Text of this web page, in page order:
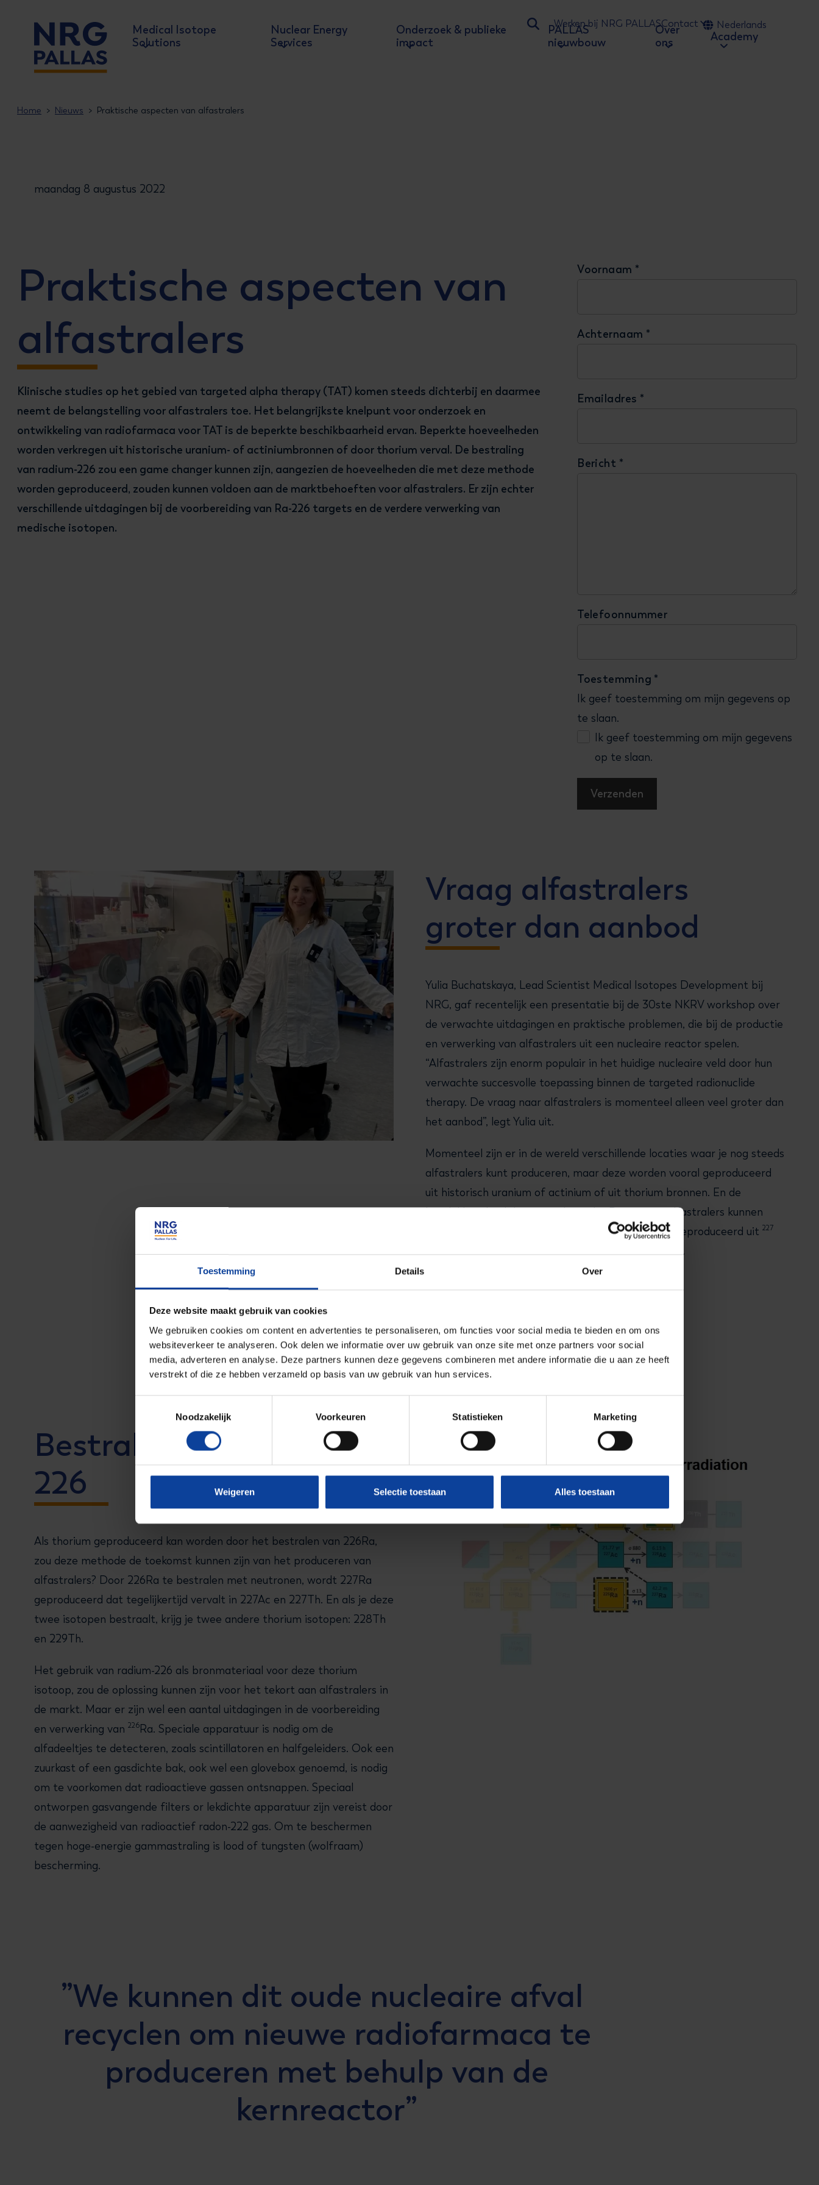
Toestemming Details Over
Deze website maakt gebruik van cookies
We gebruiken cookies om content en advertenties te personaliseren, om functies voor social media te bieden en om ons
websiteverkeer te analyseren. Ook delen we informatie over uw gebruik van onze site met onze partners voor social
media, adverteren en analyse. Deze partners kunnen deze gegevens combineren met andere informatie die u aan ze heeft
verstrekt of die ze hebben verzameld op basis van uw gebruik van hun services.
Noodzakelijk
Voorkeuren Statistieken Marketing
Weigeren Selectie toestaan Alles toestaan
Ga naar zoeken
Werken bij NRG PALLASContact Nederlands
Medical Isotope
Solutions
Nuclear Energy
Services
Onderzoek & publieke
impact
PALLAS
nieuwbouw
Over
ons
Academy
Home Nieuws Praktische aspecten van alfastralers
maandag 8 augustus 2022
Praktische aspecten van
alfastralers
Klinische studies op het gebied van targeted alpha therapy (TAT) komen steeds dichterbij en daarmee
neemt de belangstelling voor alfastralers toe. Het belangrijkste knelpunt voor onderzoek en
ontwikkeling van radiofarmaca voor TAT is de beperkte beschikbaarheid ervan. Beperkte hoeveelheden
worden verkregen uit historische uranium- of actiniumbronnen of door thorium verval. De bestraling
van radium-226 zou een game changer kunnen zijn, aangezien de hoeveelheden die met deze methode
worden geproduceerd, zouden kunnen voldoen aan de marktbehoeften voor alfastralers. Er zijn echter
verschillende uitdagingen bij de voorbereiding van Ra-226 targets en de verdere verwerking van
medische isotopen.
Voornaam *
Achternaam *
Emailadres *
Bericht *
Telefoonnummer
Toestemming *
Ik geef toestemming om mijn gegevens op
te slaan.
Ik geef toestemming om mijn gegevens
op te slaan.
Vraag alfastralers
groter dan aanbod
Yulia Buchatskaya, Lead Scientist Medical Isotopes Development bij
NRG, gaf recentelijk een presentatie bij de 30ste NKRV workshop over
de verwachte uitdagingen en praktische problemen, die bij de productie
en verwerking van alfastralers uit een nucleaire reactor spelen.
“Alfastralers zijn enorm populair in het huidige nucleaire veld door hun
verwachte succesvolle toepassing binnen de targeted radionuclide
therapy. De vraag naar alfastralers is momenteel alleen veel groter dan
het aanbod”, legt Yulia uit.
Momenteel zijn er in de wereld verschillende locaties waar je nog steeds
alfastralers kunt produceren, maar deze worden vooral geproduceerd
uit historisch uranium of actinium of uit thorium bronnen. En de
beschikbaarheid daarvan is beperkt. De meeste alfastralers kunnen
geproduceerd worden uit thorium. Zo wordt223Ra geproduceerd uit 227
Th, Ra en Pb uit Th en Ac en Bi uit Th.
Bestraling van radium-
226
Als thorium geproduceerd kan worden door het bestralen van 226Ra,
zou deze methode de toekomst kunnen zijn van het produceren van
alfastralers? Door 226Ra te bestralen met neutronen, wordt 227Ra
geproduceerd dat tegelijkertijd vervalt in 227Ac en 227Th. En als je deze
twee isotopen bestraalt, krijg je twee andere thorium isotopen: 228Th
en 229Th.
Het gebruik van radium-226 als bronmateriaal voor deze thorium
isotoop, zou de oplossing kunnen zijn voor het tekort aan alfastralers in
de markt. Maar er zijn wel een aantal uitdagingen in de voorbereiding
en verwerking van 226 Ra. Speciale apparatuur is nodig om de
alfadeeltjes te detecteren, zoals scintillatoren en halfgeleiders. Ook een
zuurkast of een gasdichte bak, ook wel een glovebox genoemd, is nodig
om te voorkomen dat radioactieve gassen ontsnappen. Speciaal
ontworpen gasvangende filters or lekdichte apparatuur zijn vereist door
de aanwezigheid van radioactief radon-222 gas. Om te beschermen
tegen hoge-energie gammastraling is lood of tungsten (wolfraam)
bescherming.
We kunnen dit oude nucleaire afval
recyclen om nieuwe radiofarmaca te
produceren met behulp van de
kernreactor